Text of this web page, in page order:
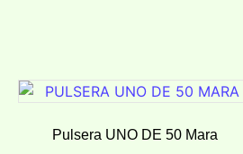
Pulsera UNO DE 50 Mara